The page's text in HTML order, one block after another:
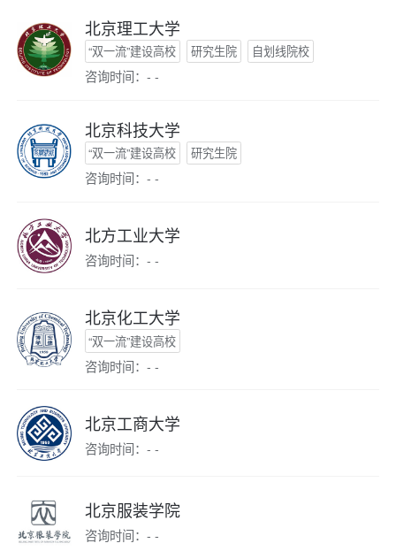
北京理工大学
“双一流”建设高校 研究生院 自划线院校
咨询时间：- -
北京科技大学
“双一流”建设高校 研究生院
咨询时间：- -
北方工业大学
咨询时间：- -
北京化工大学
“双一流”建设高校
咨询时间：- -
北京工商大学
咨询时间：- -
北京服装学院
咨询时间：- -